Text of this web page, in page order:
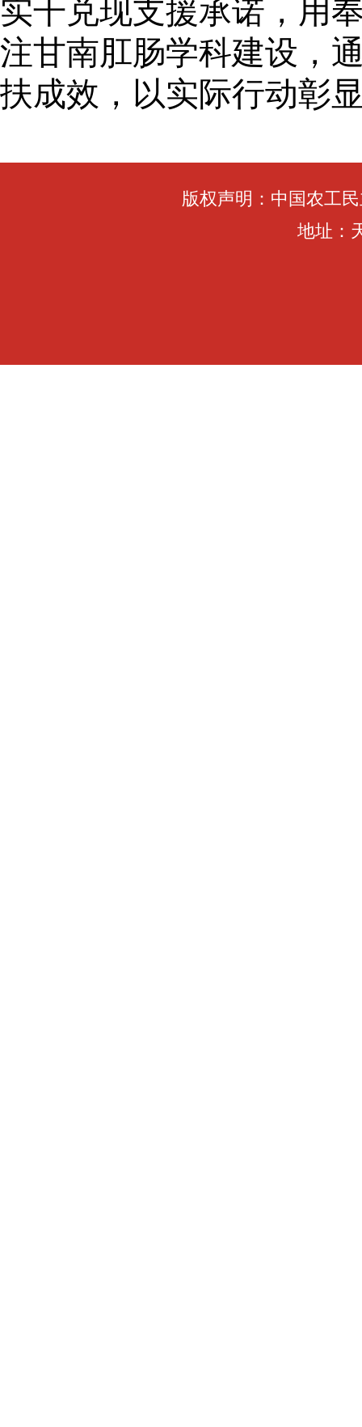
实干兑现支援承诺，用
注甘南肛肠学科建设，
扶成效，以实际行动彰
版权声明：中国农工
地址：